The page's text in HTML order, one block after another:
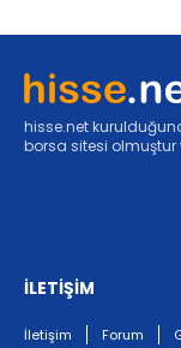
hisse.net
borsa sitesi
İLETİŞİM
İletişim Forum